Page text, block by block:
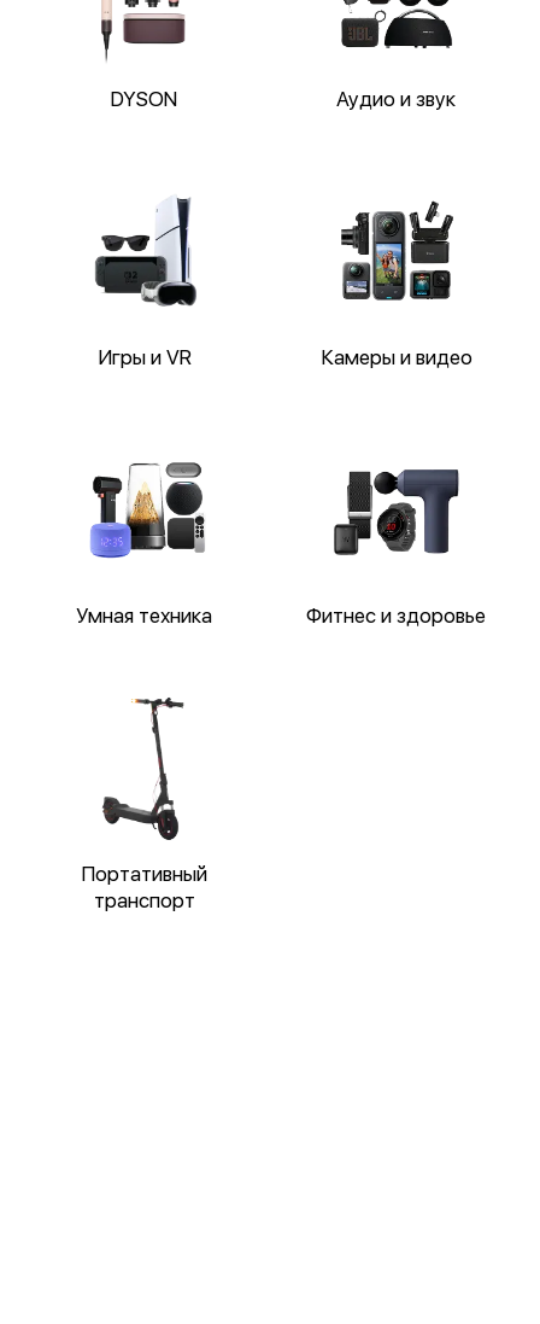
DYSON Аудио и звук
Игры и VR Камеры и видео
Умная техника Фитнес и здоровье
Портативный
транспорт